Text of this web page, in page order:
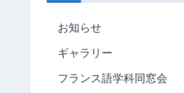
お知らせ
ギャラリー
フランス語学科同窓会